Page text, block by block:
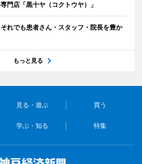
門店「黒十ヤ（コクトウヤ）」
れでも患者さん・スタッフ・院長を豊か
もっと見る
見る・遊ぶ 買う
学ぶ・知る 特集